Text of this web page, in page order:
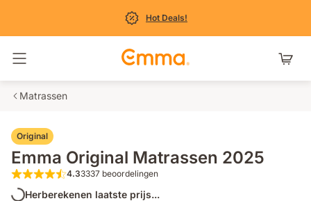
Hot Deals!
Navigatie in- en uitschakelen
Matrassen
Original
Emma Original Matrassen 2025
4.3 van de 5 sterren 3337 beoordelingen
4.33337 beoordelingen
Herberekenen laatste prijs...